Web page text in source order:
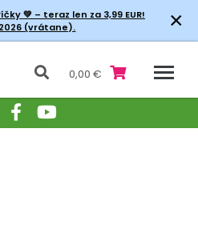
💚 – teraz len za 3,99 EUR!
(vrátane).
×
0,00 €